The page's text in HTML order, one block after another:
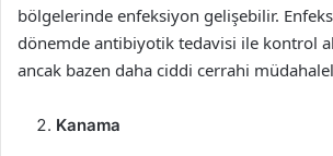
bölgelerinde enfeksiyon gelişebilir.
dönemde antibiyotik tedavisi ile kontrol
ancak bazen daha ciddi cerrahi
Kanama